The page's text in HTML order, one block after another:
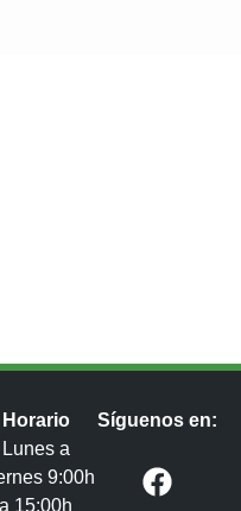
Horario
Lunes a
9:00h
a 15:00h
Síguenos en: